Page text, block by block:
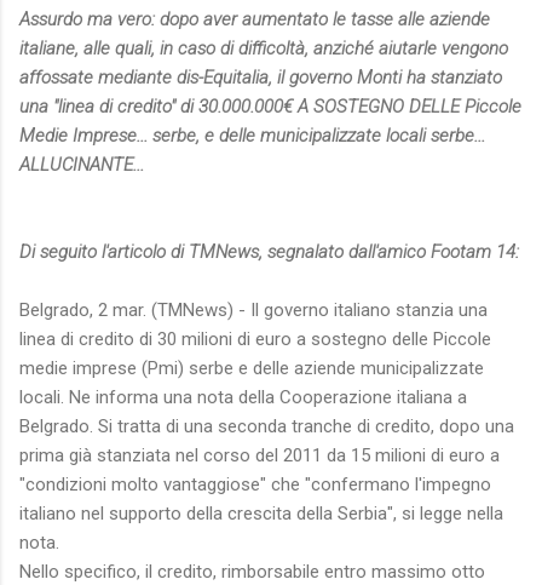
Assurdo ma vero: dopo aver aumentato le tasse alle aziende
italiane, alle quali, in caso di difficoltà, anziché aiutarle vengono
affossate mediante dis-Equitalia, il governo Monti ha stanziato
una "linea di credito" di 30.000.000€ A SOSTEGNO DELLE Piccole
Medie Imprese... serbe, e delle municipalizzate locali serbe...
ALLUCINANTE...
Di seguito l'articolo di TMNews, segnalato dall'amico Footam 14:
Belgrado, 2 mar. (TMNews) - Il governo italiano stanzia una
linea di credito di 30 milioni di euro a sostegno delle Piccole
medie imprese (Pmi) serbe e delle aziende municipalizzate
locali. Ne informa una nota della Cooperazione italiana a
Belgrado. Si tratta di una seconda tranche di credito, dopo una
prima già stanziata nel corso del 2011 da 15 milioni di euro a
"condizioni molto vantaggiose" che "confermano l'impegno
italiano nel supporto della crescita della Serbia", si legge nella
nota.
Nello specifico, il credito, rimborsabile entro massimo otto